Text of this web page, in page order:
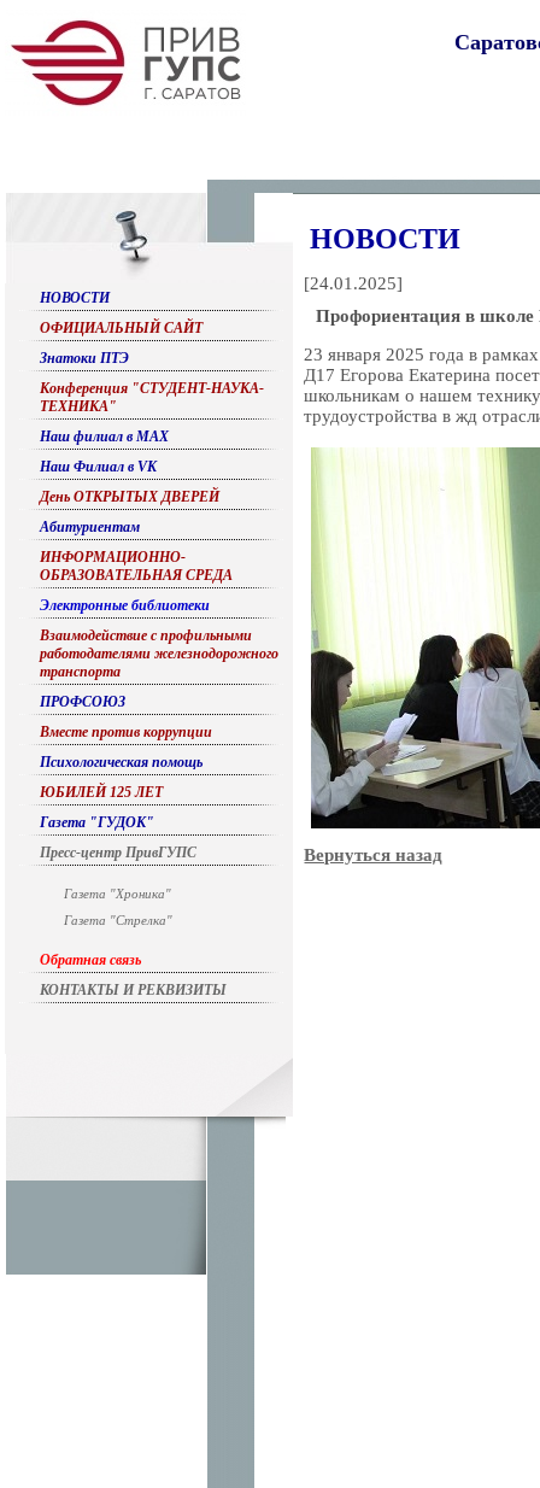
НОВОСТИ
ОФИЦИАЛЬНЫЙ САЙТ
Знатоки ПТЭ
Конференция "СТУДЕНТ-НАУКА-
ТЕХНИКА"
Наш филиал в МАХ
Наш Филиал в VK
День ОТКРЫТЫХ ДВЕРЕЙ
Абитуриентам
ИНФОРМАЦИОННО-
ОБРАЗОВАТЕЛЬНАЯ СРЕДА
Электронные библиотеки
Взаимодействие с профильными
работодателями железнодорожного
транспорта
ПРОФСОЮЗ
Вместе против коррупции
Психологическая помощь
ЮБИЛЕЙ 125 ЛЕТ
Газета "ГУДОК"
Пресс-центр ПривГУПС
Газета "Хроника"
Газета "Стрелка"
Обратная связь
КОНТАКТЫ И РЕКВИЗИТЫ
НОВОСТИ
[24.01.2025]
Профориентация в
23 января 2025 года в
Д17 Егорова Екатерина
школьникам о нашем
трудоустройства в жд
Вернуться назад